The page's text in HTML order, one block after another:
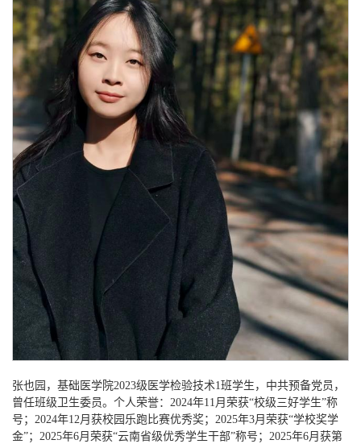
张也园，基础医学院2023级医学检验技术1班学生，中共预备党员，
曾任班级卫生委员。个人荣誉：2024年11月荣获“校级三好学生”称
号；2024年12月获校园乐跑比赛优秀奖；2025年3月荣获“学校奖学
金”；2025年6月荣获“云南省级优秀学生干部”称号；2025年6月获第